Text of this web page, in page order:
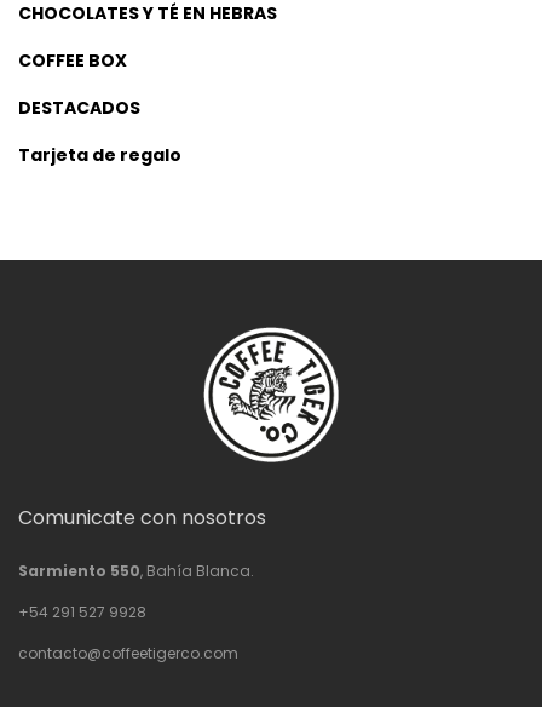
CHOCOLATES Y TÉ EN HEBRAS
COFFEE BOX
DESTACADOS
Tarjeta de regalo
Comunicate con nosotros
Sarmiento 550, Bahía Blanca.
+54 291 527 9928
contacto@coffeetigerco.com